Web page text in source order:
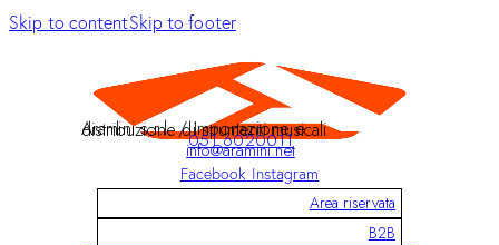
Skip to contentSkip to footer
Aramini s.r.l. / Importazione e distribuzione di strumenti musicali
051 6020011
info@aramini.net
Facebook Instagram
Area riservata
B2B